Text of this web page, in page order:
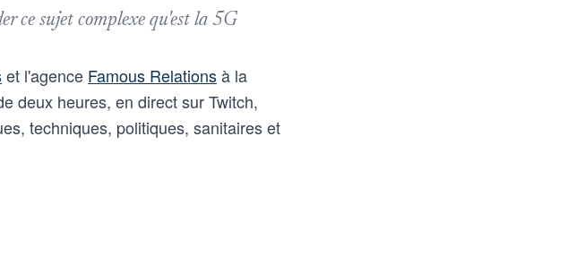
ce sujet complexe qu'est la 5G
et l'agence Famous Relationsà la
deux heures, en direct sur Twitch,
techniques, politiques, sanitaires et